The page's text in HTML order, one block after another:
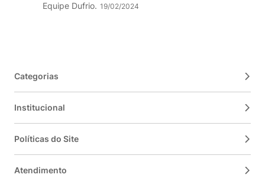
Equipe Dufrio. 19/02/2024
Categorias
Institucional
Políticas do Site
Atendimento